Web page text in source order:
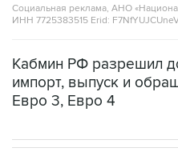
Социальная реклама, АНО
ИНН 7725383515 Erid:
Кабмин РФ разрешил
импорт, выпуск и
Евро 3, Евро 4